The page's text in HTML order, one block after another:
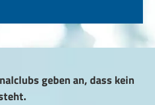
geben an, dass kein